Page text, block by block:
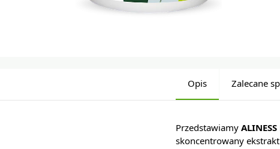
Opis Zalecane
Przedstawiamy
skoncentrowany